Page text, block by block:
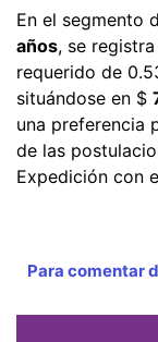
En el segmento
años, se
requerido de
situándose en $
una preferencia
de las
Expedición con
Para comentar